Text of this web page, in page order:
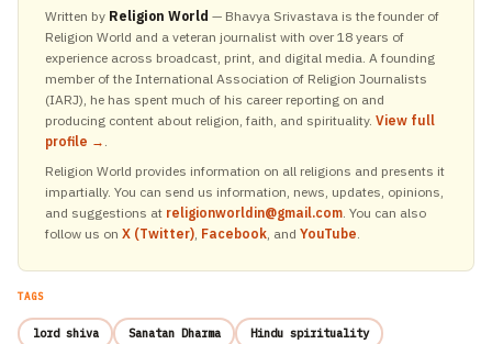
Written by Religion World — Bhavya Srivastava is the founder of
Religion World and a veteran journalist with over 18 years of
experience across broadcast, print, and digital media. A founding
member of the International Association of Religion Journalists
(IARJ), he has spent much of his career reporting on and
producing content about religion, faith, and spirituality. View full
profile → .
Religion World provides information on all religions and presents it
impartially. You can send us information, news, updates, opinions,
and suggestions at religionworldin@gmail.com. You can also
follow us on X (Twitter), Facebook, and YouTube.
TAGS
lord shiva Sanatan Dharma Hindu spirituality